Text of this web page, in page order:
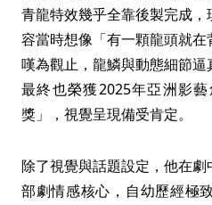
青龍特效幾乎全靠後製完成
容當時想像「有一顆龍頭就
嘆為觀止，龍鱗與動態細節
最終也榮獲2025年亞洲影
獎」，視覺呈現備受肯定。
除了視覺與話題設定，他在
部劇情感核心，自幼歷經極